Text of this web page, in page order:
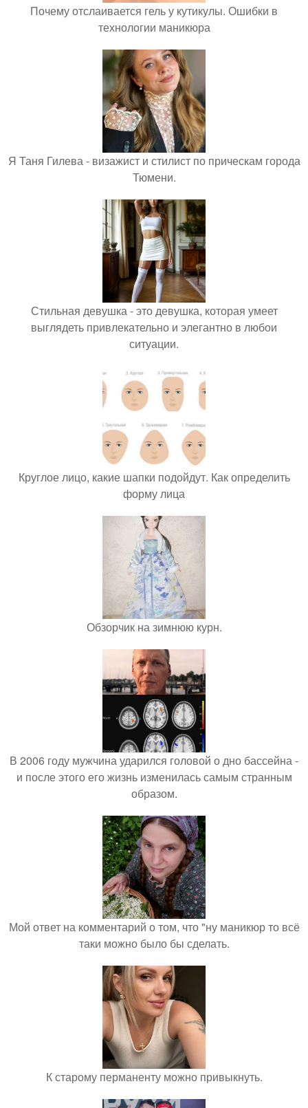
Почему отслаивается гель у кутикулы. Ошибки в
технологии маникюра
Я Таня Гилева - визажист и стилист по прическам города
Тюмени.
Стильная девушка - это девушка, которая умеет
выглядеть привлекательно и элегантно в любои
ситуации.
Круглое лицо, какие шапки подойдут. Как определить
форму лица
Обзорчик на зимнюю курн.
В 2006 году мужчина ударился головой о дно бассейна -
и после этого его жизнь изменилась самым странным
образом.
Мой ответ на комментарий о том, что "ну маникюр то всё
таки можно было бы сделать.
К старому перманенту можно привыкнуть.